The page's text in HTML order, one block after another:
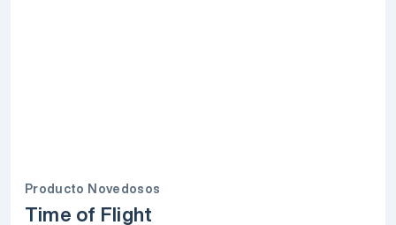
Producto Novedosos
Time of Flight